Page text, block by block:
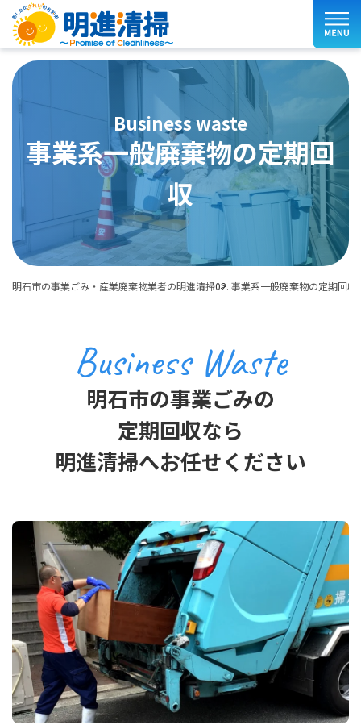
business waste
事業系一般廃棄物の定期回
収
明石市の事業ごみ・産業廃棄物業者の明進清掃 事業系一般廃棄物の定期回収
Business Waste
明石市の事業ごみの
定期回収なら
明進清掃へお任せください